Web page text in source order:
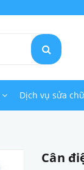
Dịch vụ sửa
Cân